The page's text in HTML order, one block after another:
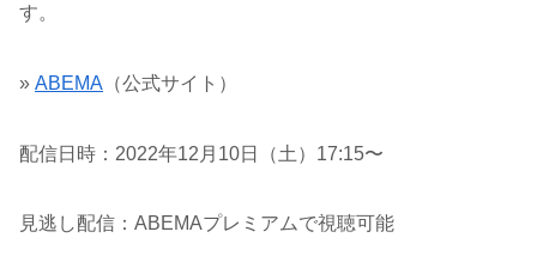
す。
» ABEMA （公式サイト）
配信日時：2022年12月10日（土）17:15〜
見逃し配信：ABEMAプレミアムで視聴可能